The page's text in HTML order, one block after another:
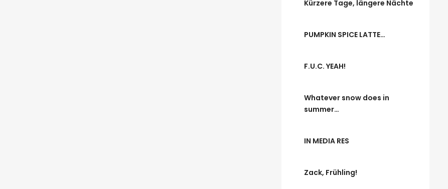
Kürzere Tage, längere Nächte
PUMPKIN SPICE LATTE…
F.U.C. YEAH!
Whatever snow does in
summer…
IN MEDIA RES
Zack, Frühling!